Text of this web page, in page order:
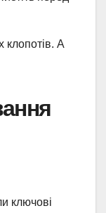
клопотів. А
ключові